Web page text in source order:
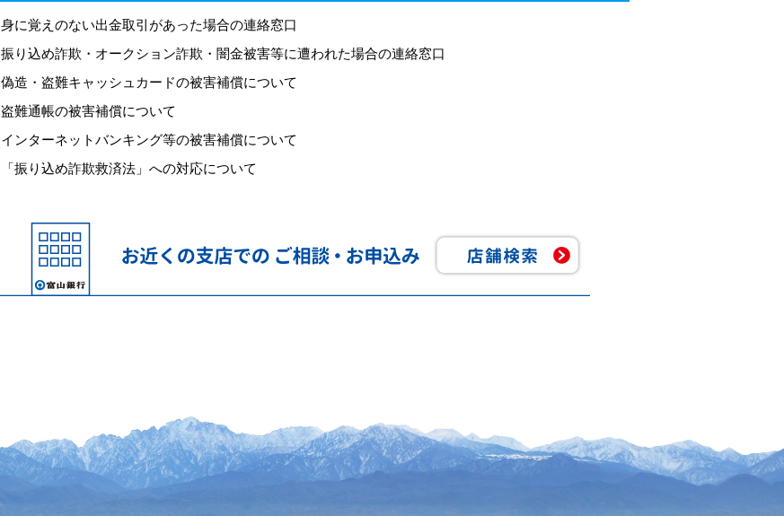
身に覚えのない出金取引があった場合の連絡窓口
振り込め詐欺・オークション詐欺・闇金被害等に遭われた場合の連絡窓口
偽造・盗難キャッシュカードの被害補償について
盗難通帳の被害補償について
インターネットバンキング等の被害補償について
「振り込め詐欺救済法」への対応について